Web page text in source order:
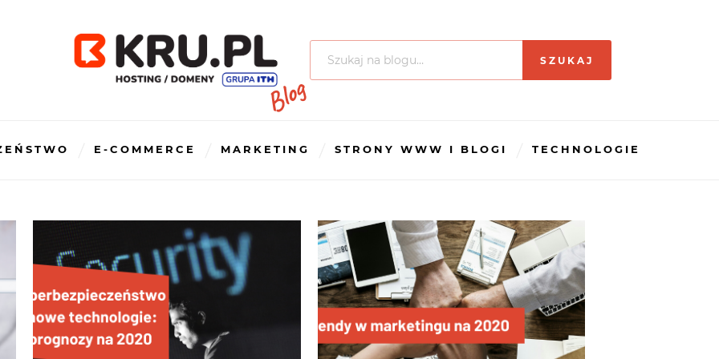
E-COMMERCE MARKETING STRONY WWW I BLOGI TECHNOLOGIE